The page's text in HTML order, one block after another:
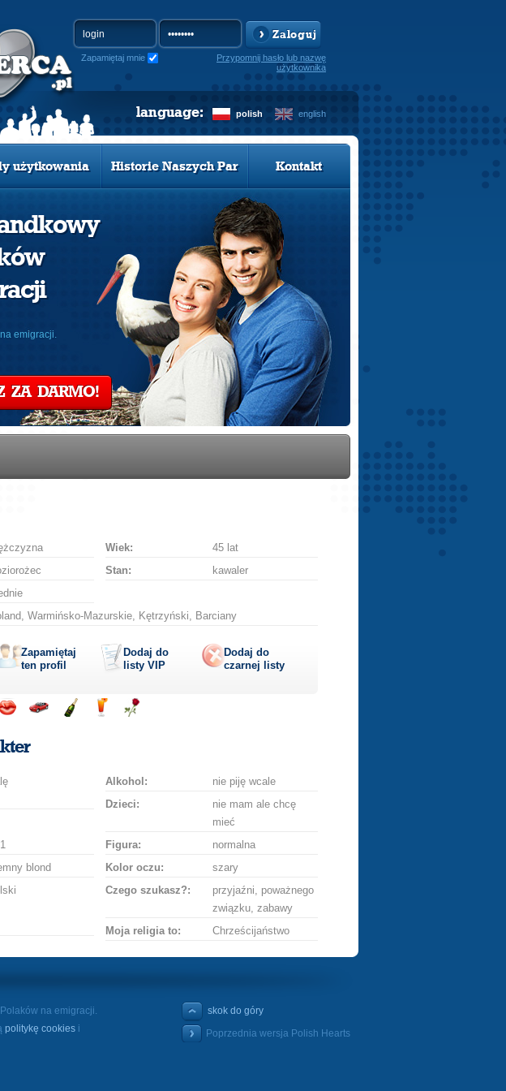
Zaloguj
Zapamiętaj mnie
Przypomnij hasło lub nazwę
użytkownika
polish english
language:
użytkowania Historie Naszych Par Kontakt
emigracji.
ZA DARMO!
Wiek:
45 lat
Stan:
kawaler
Warmińsko-Mazurskie, Kętrzyński, Barciany
Zapamiętaj
ten profil
Dodaj do
listy VIP
Dodaj do
czarnej listy
buziaka
Alkohol:
nie piję wcale
Dzieci:
nie mam ale chcę
mieć
Figura:
normalna
blond Kolor oczu:
szary
Czego szukasz?:
przyjaźni, poważnego
związku, zabawy
Moja religia to:
Chrześcijaństwo
na emigracji.
politykę cookies i
skok do góry
Poprzednia wersja Polish Hearts